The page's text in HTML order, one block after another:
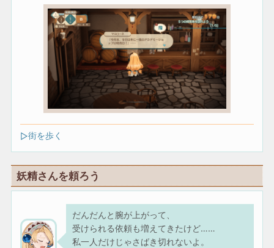
街を歩く
妖精さんを頼ろう
だんだんと腕が上がって、
受けられる依頼も増えてきたけど……
私一人だけじゃさばき切れないよ。